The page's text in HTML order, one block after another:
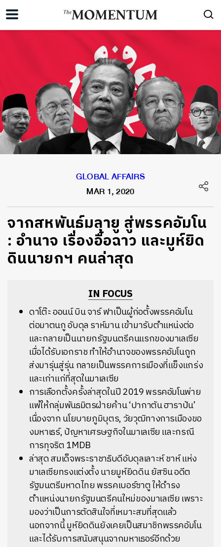
GLOBAL AFFAIRS
MAR 1, 2020
จากสหพันธ์มลายู สู่พรรคอัมโน
: อำนาจ เรื่องอื้อฉาว และมูห์ยิด
ดินนายกฯ คนล่าสุด
IN FOCUS
ดาโต๊ะ ออนน์ บิน จาร์ ฟาเป็นผู้ก่อตั้งพรรคอัมโน
ต่อมาตนกู อับดุล ราห์มาน เข้ามารับตำแหน่งต่อ
และกลายเป็นนายกรัฐมนตรีคนแรกของมาเลเซีย
เมื่อได้รับเอกราช ทำให้อำนาจของพรรคอัมโนถูก
ส่งมารุ่นสู่รุ่น กลายเป็นพรรคการเมืองที่แข็งแกร่ง
และเก่าแก่ที่สุดในมาเลเซีย
การเลือกตั้งครั้งล่าสุดในปี 2019 พรรคอัมโนพ่าย
แพ้ให้กลุ่มพันธมิตรฝ่ายค้าน ‘ปากาตัน ฮาราปัน’
เนื่องจาก นโยบายภูมิบุตร, วัยวุฒิทางการเมืองขอ
งมหาเธร์, ปัญหาเศรษฐกิจในมาเลเซีย และกรณี
การทุจริต 1MDB
ล่าสุด สมเด็จพระราชาธิบดีอับดุลเลาะห์ ชาห์ แห่ง
มาเลเซียทรงแต่งตั้ง นายมูห์ยิดดิน ยัสซิน อดีต
รัฐมนตรีมหาดไทย พรรคเบอร์ซาตู ให้ดำรง
ตำแหน่งนายกรัฐมนตรีคนใหม่ของมาเลเซีย เพราะ
มองว่าเป็นการตัดสินใจที่เหมาะสมที่สุดแล้ว
นอกจากนี้ มูห์ยิดดินยังเคยเป็นสมาชิกพรรคอัมโน
และได้รับการสนับสนุนจากมหาเธอร์อีกด้วย